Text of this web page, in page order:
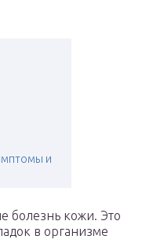
и
болезнь кожи. Это
в организме